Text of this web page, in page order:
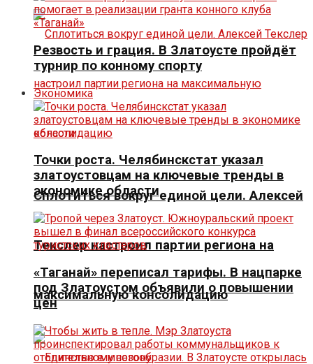
Сплотиться вокруг единой цели. Алексей
Текслер настроил партии региона на
максимальную консолидацию
Резвость и грация. В Златоусте пройдёт
турнир по конному спорту
Экономика
Точки роста. Челябинскстат указал
златоустовцам на ключевые тренды в
экономике области
«Таганай» переписал тарифы. В нацпарке
под Златоустом объявили о повышении
цен